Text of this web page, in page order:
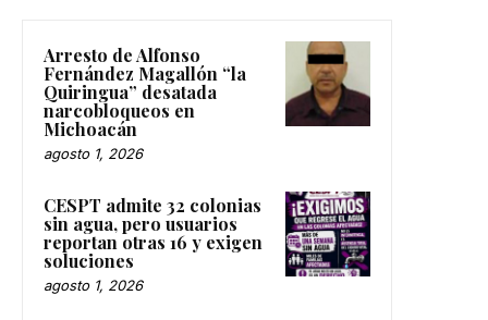
Arresto de Alfonso
Fernández Magallón “la
Quiringua” desatada
narcobloqueos en
Michoacán
agosto 1, 2026
CESPT admite 32 colonias
sin agua, pero usuarios
reportan otras 16 y exigen
soluciones
agosto 1, 2026